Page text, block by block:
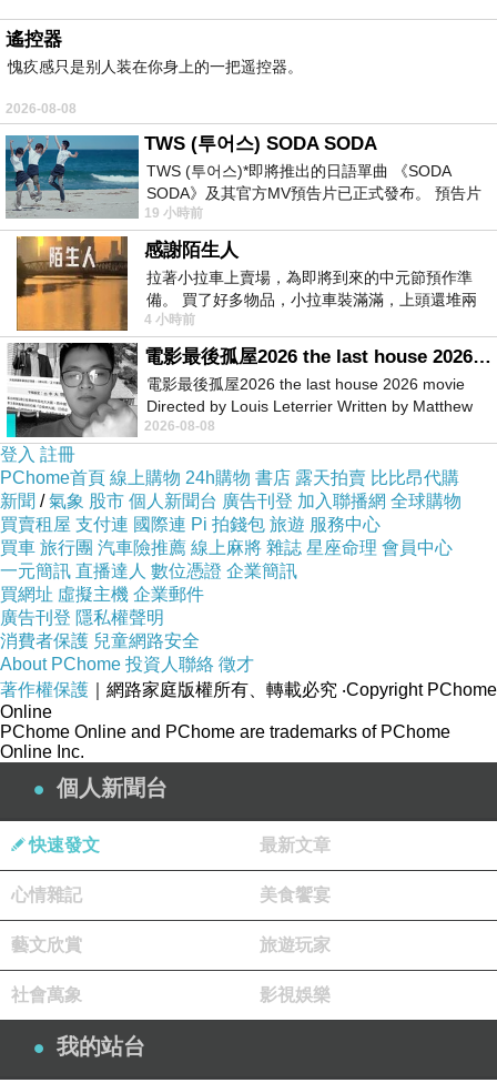
稀有金屬可比喻成料理中的調味料
改變金屬的特性 ，像是一些的強權霸國
小國家有這樣的出產物， 為要取得這甚至會對該
國發動政變 ，且於當地進行提煉萃取殘害當地百
姓。
從公開的蔣經國日記裡得知，字裡行間流露出
美國對台灣嚴格限制核武研發打壓的感嘆！
艱難的
「中華民國」勢必得成為刺蝟豪豬、反共
堡壘。不能讓人小瞧我們口氣不小，更是責成中
山科學院秘密研發核武推動，此計畫自然也需用
到重砂提煉出的「稀土」元素了。
「稀土」指的是，化學元素表週期表裡等多種
遙控器
愧疚感只是别人装在你身上的一把遥控器。
2026-08-08
TWS (투어스) SODA SODA
TWS (투어스)*即將推出的日語單曲 《SODA
SODA》及其官方MV預告片已正式發布。 預告片
一經發布， 就引發了粉絲們對這次夏季回
19 小時前
感謝陌生人
拉著小拉車上賣場，為即將到來的中元節預作準
備。 買了好多物品，小拉車裝滿滿，上頭還堆兩
紙箱。 雖辛苦了點，這點程度我一個人搬
4 小時前
電影最後孤屋2026 the last house 2026 movie
電影最後孤屋2026 the last house 2026 movie
Directed by Louis Leterrier Written by Matthew
Robinson Starring Greta Lee Wa
2026-08-08
登入 註冊
PChome首頁 線上購物 24h購物 書店 露天拍賣 比比昂代購
新聞 /氣象 股市 個人新聞台 廣告刊登 加入聯播網 全球購物
買賣租屋 支付連 國際連 Pi 拍錢包 旅遊 服務中心
買車 旅行團 汽車險推薦 線上麻將 雜誌 星座命理 會員中心
一元簡訊 直播達人 數位憑證 企業簡訊
買網址 虛擬主機 企業郵件
廣告刊登 隱私權聲明
消費者保護 兒童網路安全
About PChome 投資人聯絡 徵才
著作權保護 ｜網路家庭版權所有、轉載必究 ‧Copyright PChome
Online
PChome Online and PChome are trademarks of PChome
Online Inc.
個人新聞台
快速發文 最新文章
心情雜記 美食饗宴
藝文欣賞 旅遊玩家
社會萬象 影視娛樂
我的站台